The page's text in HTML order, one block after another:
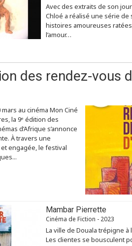
Avec des extraits de son
Chloé a réalisé une série
histoires amoureuses
l’amour…
des rendez-vous
au cinéma Mon Ciné
la 9ᵉ édition des
d’Afrique s’annonce
À travers une
engagée, le festival
Mambar Pierrette
Cinéma de Fiction - 2023
La ville de Douala trépigne
Les clientes se bousculent